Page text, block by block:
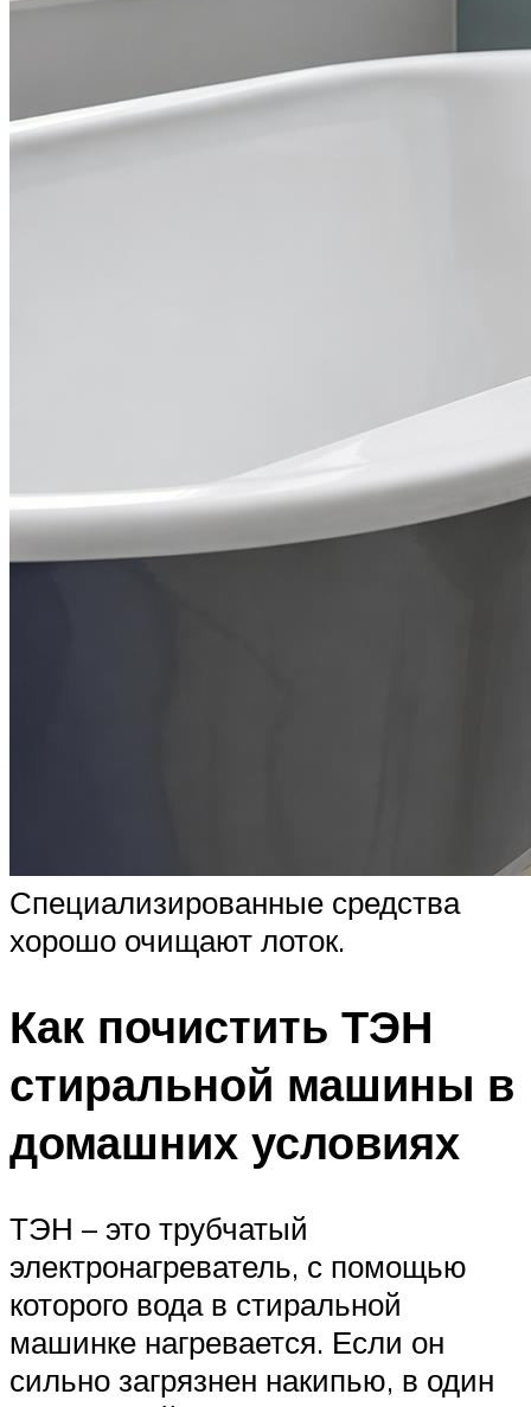
Специализированные средства
хорошо очищают лоток.
Как почистить ТЭН
стиральной машины в
домашних условиях
ТЭН – это трубчатый
электронагреватель, с помощью
которого вода в стиральной
машинке нагревается. Если он
сильно загрязнен накипью, в один